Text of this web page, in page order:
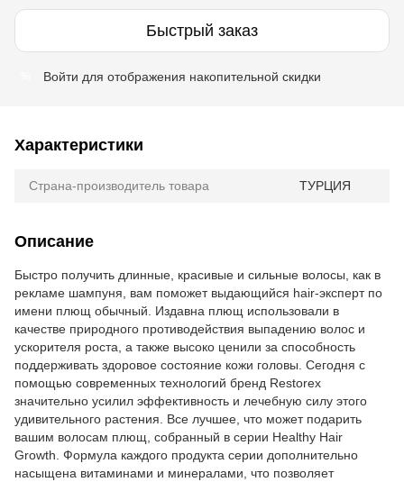
Быстрый заказ
Войти для отображения накопительной скидки
Характеристики
Страна-производитель товара ТУРЦИЯ
Описание
Быстро получить длинные, красивые и сильные волосы, как в
рекламе шампуня, вам поможет выдающийся hair-эксперт по
имени плющ обычный. Издавна плющ использовали в
качестве природного противодействия выпадению волос и
ускорителя роста, а также высоко ценили за способность
поддерживать здоровое состояние кожи головы. Сегодня с
помощью современных технологий бренд Restorex
значительно усилил эффективность и лечебную силу этого
удивительного растения. Все лучшее, что может подарить
вашим волосам плющ, собранный в серии Healthy Hair
Growth. Формула каждого продукта серии дополнительно
насыщена витаминами и минералами, что позволяет